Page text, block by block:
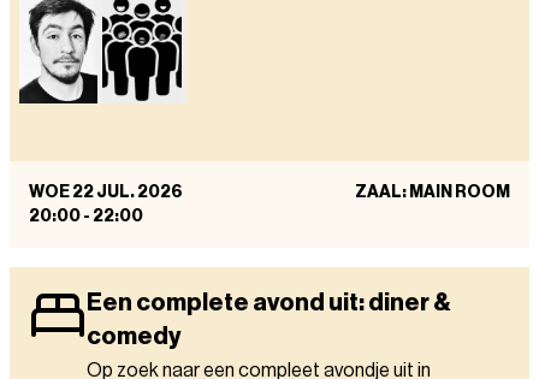
WOE 22 JUL. 2026
20:00 - 22:00
ZAAL: MAIN ROOM
Een complete avond uit: diner &
comedy
Op zoek naar een compleet avondje uit in